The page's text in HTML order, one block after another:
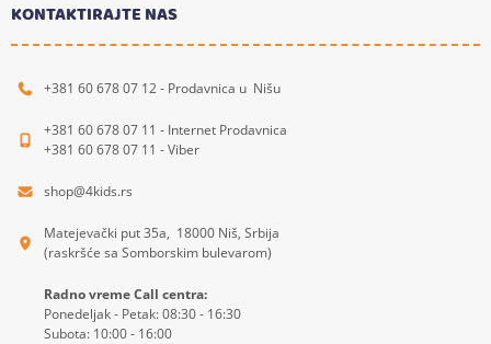
KONTAKTIRAJTE NAS
+381 60 678 07 12 - Prodavnica u Nišu
+381 60 678 07 11 - Internet Prodavnica
+381 60 678 07 11 - Viber
shop@4kids.rs
Matejevački put 35a, 18000 Niš, Srbija
(raskršće sa Somborskim bulevarom)
Radno vreme Call centra:
Ponedeljak - Petak: 08:30 - 16:30
Subota: 10:00 - 16:00